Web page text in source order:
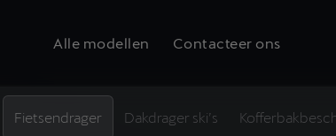
Alle modellen Contacteer ons
Fietsendrager Dakdrager ski’s